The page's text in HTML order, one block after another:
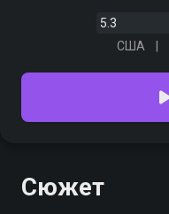
5.3
США
Сюжет